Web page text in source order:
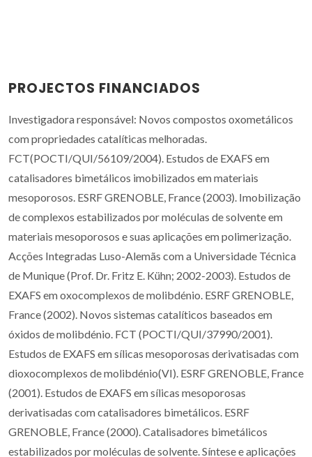
PROJECTOS FINANCIADOS
Investigadora responsável: Novos compostos oxometálicos
com propriedades catalíticas melhoradas.
FCT(POCTI/QUI/56109/2004). Estudos de EXAFS em
catalisadores bimetálicos imobilizados em materiais
mesoporosos. ESRF GRENOBLE, France (2003). Imobilização
de complexos estabilizados por moléculas de solvente em
materiais mesoporosos e suas aplicações em polimerização.
Acções Integradas Luso-Alemãs com a Universidade Técnica
de Munique (Prof. Dr. Fritz E. Kühn; 2002-2003). Estudos de
EXAFS em oxocomplexos de molibdénio. ESRF GRENOBLE,
France (2002). Novos sistemas catalíticos baseados em
óxidos de molibdénio. FCT (POCTI/QUI/37990/2001).
Estudos de EXAFS em sílicas mesoporosas derivatisadas com
dioxocomplexos de molibdénio(VI). ESRF GRENOBLE, France
(2001). Estudos de EXAFS em sílicas mesoporosas
derivatisadas com catalisadores bimetálicos. ESRF
GRENOBLE, France (2000). Catalisadores bimetálicos
estabilizados por moléculas de solvente. Síntese e aplicações